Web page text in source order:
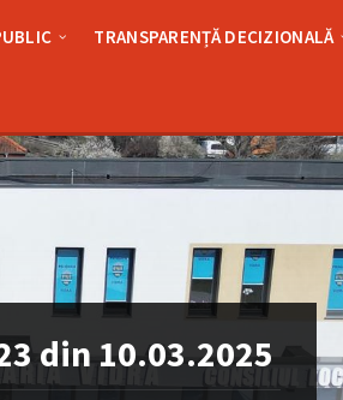
TRANSPARENȚĂ DECIZIONALĂ
din 10.03.2025